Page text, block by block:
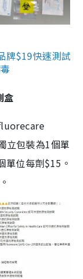
牌$19快速測試
盒
立包裝為1個單
位每劑$15。